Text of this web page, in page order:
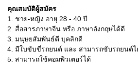
คุณสมบัติผู้สมัคร
1.
ชาย-หญิง อายุ 28 - 40 ปี
2.
สื่อสารภาษาจีน หรือ ภาษาอังกฤษได้ดี
3. มนุษยสัมพันธ์ดี บุคลิกดี
4. มีใบขับขี่รถยนต์ และ สามารถขับรถยนต์ไ
5. สามารถใช้คอมพิวเตอร์ได้